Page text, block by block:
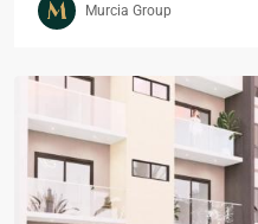
Murcia Group